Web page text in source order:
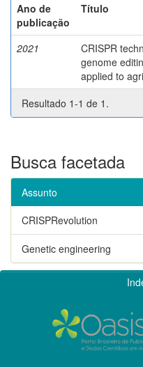
Ano de
publicação
Título
2021
CRISPR
genome
applied to
Resultado 1-1 de 1.
Busca facetada
Assunto
CRISPRevolution
Genetic engineering